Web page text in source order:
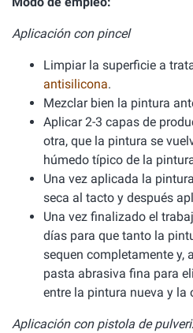
Aplicación con pincel
Limpiar la superficie a
antisilicona.
Mezclar bien la pintura
Aplicar 2-3 capas de
otra, que la pintura se
húmedo típico de la
Una vez aplicada la
seca al tacto y después
Una vez finalizado el
días para que tanto la
sequen completamente y,
pasta abrasiva fina para
entre la pintura nueva y la
Aplicación con pistola de